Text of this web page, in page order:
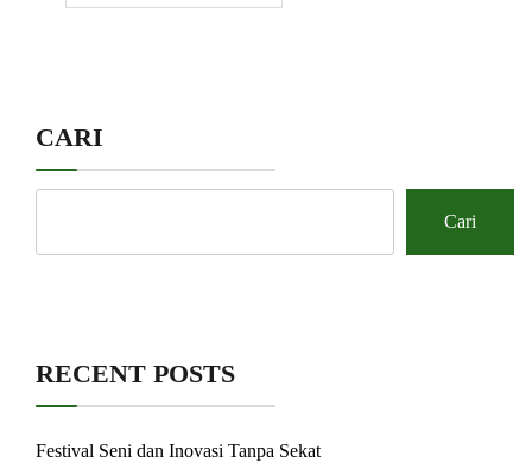
CARI
Cari
RECENT POSTS
Festival Seni dan Inovasi Tanpa Sekat